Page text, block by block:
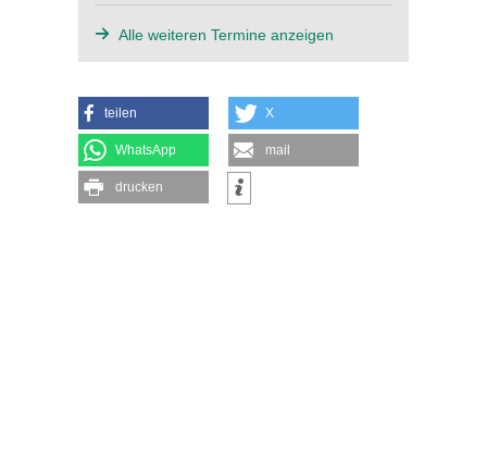
Alle weiteren Termine anzeigen
teilen X
WhatsApp mail
drucken